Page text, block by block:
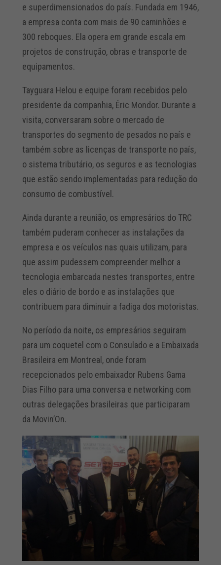
e superdimensionados do país. Fundada em 1946,
a empresa conta com mais de 90 caminhões e
300 reboques. Ela opera em grande escala em
projetos de construção, obras e transporte de
equipamentos.
Tayguara Helou e equipe foram recebidos pelo
presidente da companhia, Éric Mondor. Durante a
visita, conversaram sobre o mercado de
transportes do segmento de pesados no país e
também sobre as licenças de transporte no país,
o sistema tributário, os seguros e as tecnologias
que estão sendo implementadas para redução do
consumo de combustível.
Ainda durante a reunião, os empresários do TRC
também puderam conhecer as instalações da
empresa e os veículos nas quais utilizam, para
que assim pudessem compreender melhor a
tecnologia embarcada nestes transportes, entre
eles o diário de bordo e as instalações que
contribuem para diminuir a fadiga dos motoristas.
No período da noite, os empresários seguiram
para um coquetel com o Consulado e a Embaixada
Brasileira em Montreal, onde foram
recepcionados pelo embaixador Rubens Gama
Dias Filho para uma conversa e networking com
outras delegações brasileiras que participaram
da Movin’On.